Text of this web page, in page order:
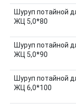
Шуруп потайной
ЖЦ 5,0*80
Шуруп потайной
ЖЦ 5,0*90
Шуруп потайной
ЖЦ 6,0*100